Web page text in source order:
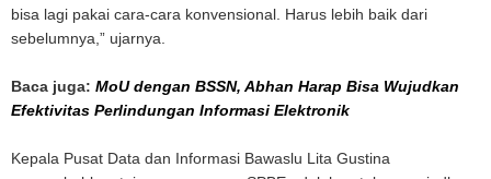
bisa lagi pakai cara-cara konvensional. Harus lebih baik dari
sebelumnya,” ujarnya.
Baca juga: MoU dengan BSSN, Abhan Harap Bisa Wujudkan
Efektivitas Perlindungan Informasi Elektronik
Kepala Pusat Data dan Informasi Bawaslu Lita Gustina